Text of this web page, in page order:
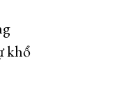
khổ